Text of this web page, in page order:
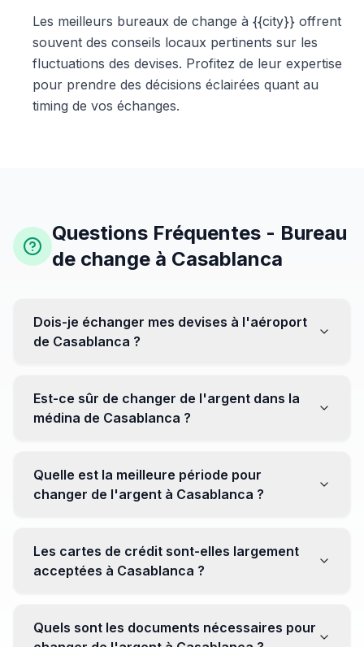
Les meilleurs bureaux de change à {{city}} offrent
souvent des conseils locaux pertinents sur les
fluctuations des devises. Profitez de leur expertise
pour prendre des décisions éclairées quant au
timing de vos échanges.
Questions Fréquentes - Bureau
de change à Casablanca
Dois-je échanger mes devises à l'aéroport
de Casablanca ?
être moins avantageux. Orientez-vous plutôt vers les
bureaux de change en ville pour obtenir de meilleurs
Est-ce sûr de changer de l'argent dans la
médina de Casablanca ?
établissements réputés pour éviter les surprises.
Quelle est la meilleure période pour
changer de l'argent à Casablanca ?
soyez attentif aux fluctuations pour maximiser la valeur
de vos devises.
Les cartes de crédit sont-elles largement
acceptées à Casablanca ?
Cependant, avoir un peu de monnaie locale peut être
Quels sont les documents nécessaires pour